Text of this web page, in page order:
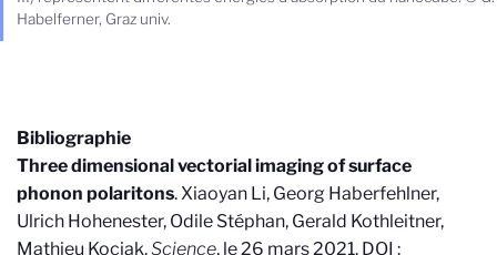
Habelferner, Graz univ.
Bibliographie
Three dimensional vectorial imaging of surface
phonon polaritons. Xiaoyan Li, Georg Haberfehlner,
Ulrich Hohenester, Odile Stéphan, Gerald Kothleitner,
Mathieu Kociak.Science, le 26 mars 2021. DOI :